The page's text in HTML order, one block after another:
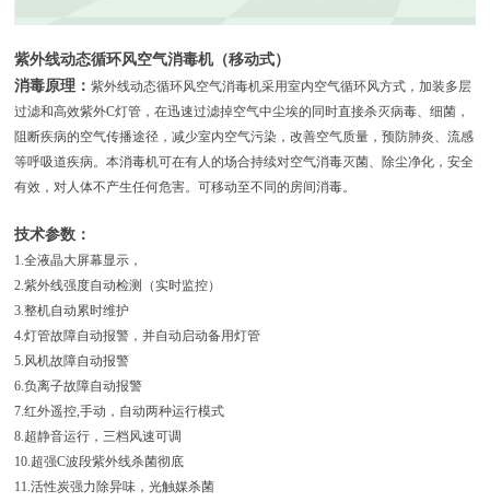
紫外线动态循环风空气消毒机（移动式）
消毒原理：紫外线动态循环风空气消毒机采用室内空气循环风方式，加装多层
过滤和高效紫外C灯管，在迅速过滤掉空气中尘埃的同时直接杀灭病毒、细菌，
阻断疾病的空气传播途径，减少室内空气污染，改善空气质量，预防肺炎、流感
等呼吸道疾病。本消毒机可在有人的场合持续对空气消毒灭菌、除尘净化，安全
有效，对人体不产生任何危害。可移动至不同的房间消毒。
技术参数：
1.全液晶大屏幕显示，
2.紫外线强度自动检测（实时监控）
3.整机自动累时维护
4.灯管故障自动报警，并自动启动备用灯管
5.风机故障自动报警
6.负离子故障自动报警
7.红外遥控,手动，自动两种运行模式
8.超静音运行，三档风速可调
10.超强C波段紫外线杀菌彻底
11.活性炭强力除异味，光触媒杀菌